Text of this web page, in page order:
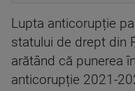
Lupta anticorupție
statului de drept din
arătând că punerea
anticorupție 2021-